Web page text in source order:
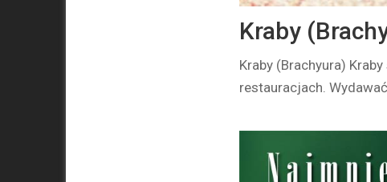
Kraby
Kraby (Brachyura)
restauracjach. Wydawać